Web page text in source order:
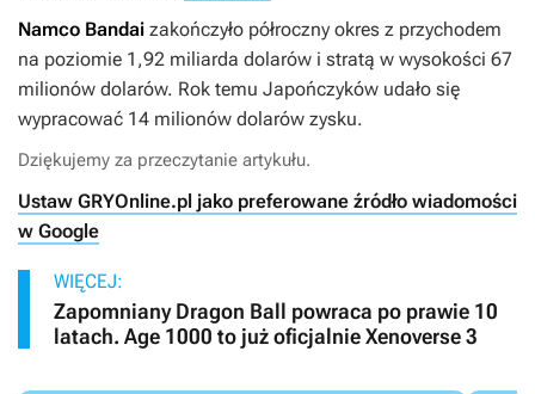
Namco Bandai zakończyło półroczny okres z przychodem
na poziomie 1,92 miliarda dolarów i stratą w wysokości 67
milionów dolarów. Rok temu Japończyków udało się
wypracować 14 milionów dolarów zysku.
Dziękujemy za przeczytanie artykułu.
Ustaw GRYOnline.pl jako preferowane źródło wiadomości
w Google
WIĘCEJ:
Zapomniany Dragon Ball powraca po prawie 10
latach. Age 1000 to już oficjalnie Xenoverse 3